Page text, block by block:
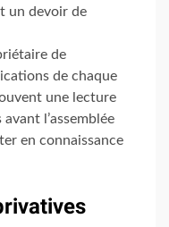
un devoir de
de
de chaque
une lecture
l’assemblée
en connaissance